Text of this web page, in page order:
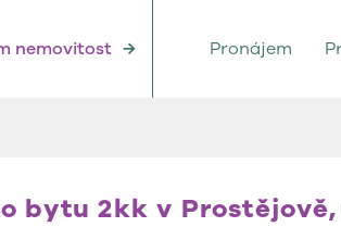
nemovitost → Pronájem
bytu 2kk v